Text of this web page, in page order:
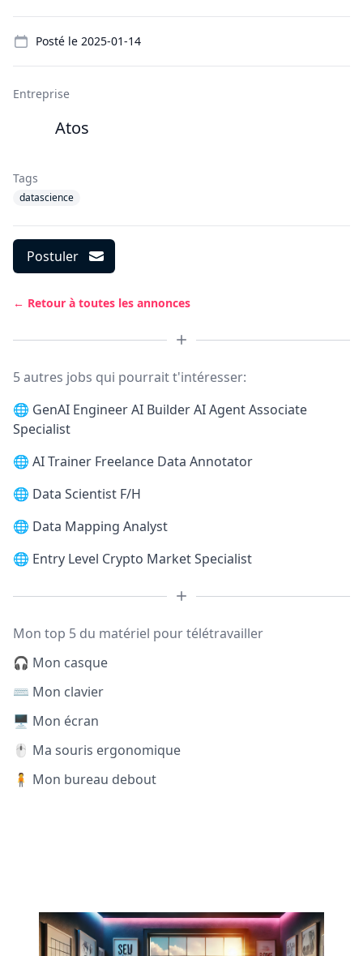
Posté le 2025-01-14
Entreprise
Atos
Tags
datascience
Postuler
← Retour à toutes les annonces
5 autres jobs qui pourrait t'intéresser:
🌐 GenAI Engineer AI Builder AI Agent Associate
Specialist
🌐 AI Trainer Freelance Data Annotator
🌐 Data Scientist F/H
🌐 Data Mapping Analyst
🌐 Entry Level Crypto Market Specialist
Mon top 5 du matériel pour télétravailler
🎧 Mon casque
⌨️ Mon clavier
🖥️ Mon écran
🖱️ Ma souris ergonomique
🧍 Mon bureau debout